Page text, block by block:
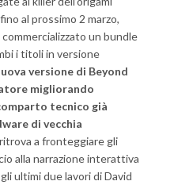
al prossimo 2 marzo,
un bundle
i titoli in versione
versione di Beyond
migliorando
tecnico già
di vecchia
ritrova a fronteggiare gli
alla narrazione interattiva
ultimi due lavori di David